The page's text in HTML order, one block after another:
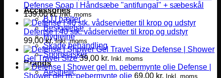
Accessories
BJJ bælter
Beskyttelse
Hygiejne
Skade behandling
Sportstasker
Brands
Aesthetic
Defense Soap | Håndsæbe "antifungal" + sæbeskål
139,00kr. Inkl. moms
Defense | 40 stk. vådservietter til krop og udstyr
99,00kr. Inkl. moms
Defense | Shower
Gel Travel Size 39,00 kr. Inkl. moms
Defense |
Shower gel m. pebermynte olie 69,00 kr. Inkl. moms